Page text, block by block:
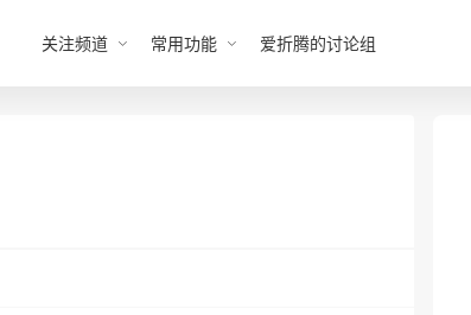
关注频道 常用功能 爱折腾的讨论组